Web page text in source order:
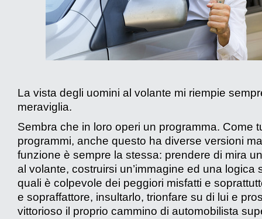
La vista degli uomini al volante mi riempie
meraviglia.
Sembra che in loro operi un programma. Come
programmi, anche questo ha diverse versioni
funzione è sempre la stessa: prendere di mira
al volante, costruirsi un’immagine ed una logica
quali è colpevole dei peggiori misfatti e
e sopraffattore, insultarlo, trionfare su di lui e
vittorioso il proprio cammino di automobilista